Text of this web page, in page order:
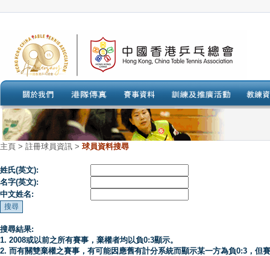
主頁 > 註冊球員資訊 > 球員資料搜尋
姓氏(英文):
名字(英文):
中文姓名:
搜尋結果:
1. 2008或以前之所有賽事，棄權者均以負0:3顯示。
2. 而有關雙棄權之賽事，有可能因應舊有計分系統而顯示某一方為負0:3，但